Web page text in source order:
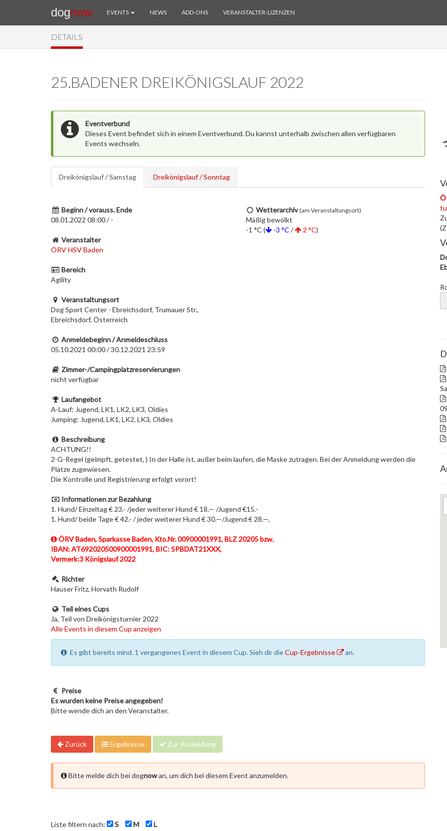
dognow EVENTS NEWS ADD-ONS VERANSTALTER-LIZENZEN
DETAILS
25.BADENER DREIKÖNIGSLAUF 2022
Eventverbund
Dieses Event befindet sich in einem Eventverbund. Du kannst unterhalb zwischen allen verfügbaren
Events wechseln.
Dreikönigslauf / Samstag Dreikönigslauf / Sonntag
Beginn / vorauss. Ende
08.01.2022 08:00 / -
Veranstalter
ÖRV HSV Baden
Bereich
Agility
Veranstaltungsort
Dog Sport Center - Ebreichsdorf, Trumauer Str.,
Ebreichsdorf, Österreich
Anmeldebeginn / Anmeldeschluss
05.10.2021 00:00 / 30.12.2021 23:59
Zimmer-/Campingplatzreservierungen
nicht verfügbar
Laufangebot
A-Lauf: Jugend, LK1, LK2, LK3, Oldies
Jumping: Jugend, LK1, LK2, LK3, Oldies
Wetterarchiv (am Veranstaltungsort)
Mäßig bewölkt
-1 °C (
-3 °C / 2 °C)
Beschreibung
ACHTUNG!!
2-G-Regel (geimpft, getestet, ) In der Halle ist, außer beim laufen, die Maske zutragen. Bei der Anmeldung werden die
Plätze zugewiesen.
Die Kontrolle und Registrierung erfolgt vorort!
Informationen zur Bezahlung
1. Hund/ Einzeltag € 23.- /jeder weiterer Hund € 18.— /Jugend €15.-
1. Hund/ beide Tage € 42.- / jeder weiterer Hund € 30.—/Jugend € 28.—,
ÖRV Baden, Sparkasse Baden, Kto.Nr. 00900001991, BLZ 20205 bzw.
IBAN: AT692020500900001991, BIC: SPBDAT21XXX,
Vermerk:3 Königslauf 2022
Richter
Hauser Fritz, Horvath Rudolf
Teil eines Cups
Ja, Teil von Dreikönigsturnier 2022
Alle Events in diesem Cup anzeigen
Es gibt bereits mind. 1 vergangenes Event in diesem Cup. Sieh dir dieCup-Ergebnisse an.
Preise
Es wurden keine Preise angegeben!
Bitte wende dich an den Veranstalter.
Zurück Ergebnisse Zur Anmeldung
Bitte melde dich bei dognowan, um dich bei diesem Event anzumelden.
Liste filtern nach: S M
L